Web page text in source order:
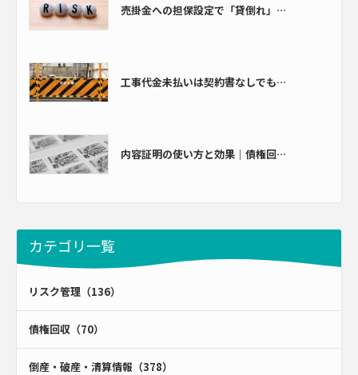
売掛金への担保設定で「貸倒れ」…
工事代金未払いは契約書なしでも…
内容証明の使い方と効果｜債権回…
カテゴリ一覧
リスク管理（136）
債権回収（70）
倒産・破産・清算情報（378）